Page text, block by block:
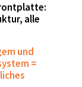
alle
und
=